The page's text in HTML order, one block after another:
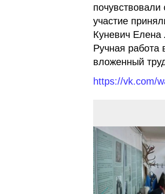
участие
Куневич Елена
Ручная работа
вложенный
https://vk.com/